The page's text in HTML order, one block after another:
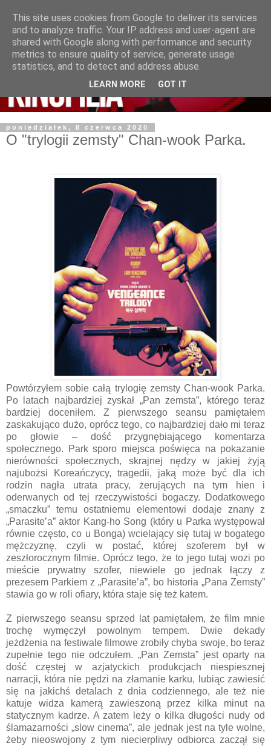
poniedziałek, 8 czerwca 2020
O "trylogii zemsty" Chan-wook Parka.
Powtórzyłem sobie całą trylogię zemsty Chan-wook Parka.
Po latach najbardziej zyskał „Pan zemsta”, którego teraz
bardziej doceniłem. Z pierwszego seansu pamiętałem
zaskakująco dużo, oprócz tego, co najbardziej dało mi teraz
po głowie – dość przygnębiającego komentarza
społecznego. Park sporo miejsca poświęca na pokazanie
nierówności społecznych, skrajnej nędzy w jakiej żyją
najubożsi Koreańczycy, tragedii, jaką może być dla ich
rodzin nagła utrata pracy, żerujących na tym hien i
oderwanych od tej rzeczywistości bogaczy. Dodatkowego
„smaczku” temu ostatniemu elementowi dodaje znany z
„Parasite’a” aktor Kang-ho Song (który u Parka występował
równie często, co u Bonga) wcielający się tutaj w bogatego
mężczyznę, czyli w postać, której szoferem był w
zeszłorocznym filmie. Oprócz tego, że to jego tutaj wozi po
mieście prywatny szofer, niewiele go jednak łączy z
prezesem Parkiem z „Parasite’a”, bo historia „Pana Zemsty”
stawia go w roli ofiary, która staje się też katem.
Z pierwszego seansu sprzed lat pamiętałem, że film mnie
trochę wymęczył powolnym tempem. Dwie dekady
jeżdżenia na festiwale filmowe zrobiły chyba swoje, bo teraz
zupełnie tego nie odczułem. „Pan Zemsta” jest oparty na
dość częstej w azjatyckich produkcjach niespiesznej
narracji, która nie pędzi na złamanie karku, lubiąc zawiesić
się na jakichś detalach z dnia codziennego, ale też nie
katuje widza kamerą zawieszoną przez kilka minut na
statycznym kadrze. A zatem leży o kilka długości nudy od
ślamazarności „slow cinema”, ale jednak jest na tyle wolne,
żeby nieoswojony z tym niecierpliwy odbiorca zaczął się
This site uses cookies from Google to deliver its services
and to analyze traffic. Your IP address and user-agent are
shared with Google along with performance and security
metrics to ensure quality of service, generate usage
statistics, and to detect and address abuse.
LEARN MORE GOT IT